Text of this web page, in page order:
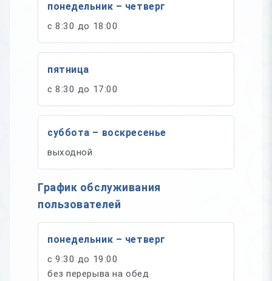
понедельник – четверг
с 8:30 до 18:00
пятница
с 8:30 до 17:00
суббота – воскресенье
выходной
График обслуживания
пользователей
понедельник – четверг
с 9:30 до 19:00
без перерыва на обед